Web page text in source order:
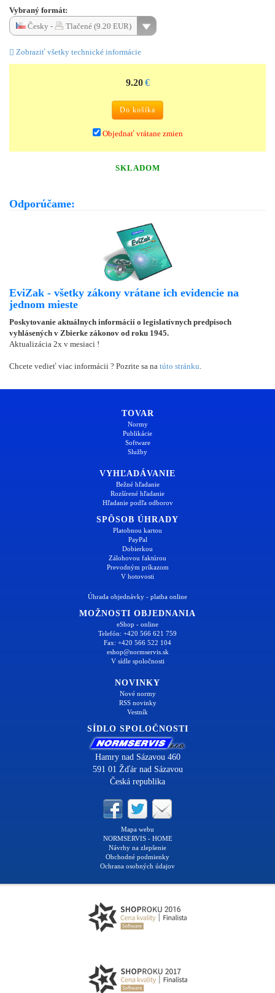
Vybraný formát:
Česky -
Tlačené (9.20 EUR)
Zobraziť všetky technické informácie
9.20 €
Do košíka
Objednať vrátane zmien
SKLADOM
Odporúčame:
EviZak - všetky zákony vrátane ich evidencie na
jednom mieste
Poskytovanie aktuálnych informácií o legislatívnych predpisoch
vyhlásených v Zbierke zákonov od roku 1945.
Aktualizácia 2x v mesiaci !
Chcete vedieť viac informácii ? Pozrite sa na túto stránku
TOVAR
Normy
Publikácie
Software
Služby
VYHĽADÁVANIE
Bežné hľadanie
Rozšírené hľadanie
Hľadanie podľa odborov
SPÔSOB ÚHRADY
Platobnou kartou
PayPal
Dobierkou
Zálohovou faktúrou
Prevodným príkazom
V hotovosti
Úhrada objednávky - platba online
MOŽNOSTI OBJEDNANIA
eShop - online
Telefón: +420 566 621 759
Fax: +420 566 522 104
eshop@normservis.sk
V sídle spoločnosti
NOVINKY
Nové normy
RSS novinky
Vestník
SÍDLO SPOLOČNOSTI
Hamry nad Sázavou 460
591 01 Žďár nad Sázavou
Česká republika
Mapa webu
NORMSERVIS - HOME
Návrhy na zlepšenie
Obchodné podmienky
Ochrana osobných údajov